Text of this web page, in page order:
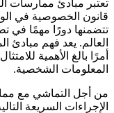
تعتبر مبادئ ممارسات
قانون الخصوصية في
تتضمنها دورًا مهمًا في
العالم. يعد فهم مبادئ
أمرًا بالغ الأهمية
المعلومات الشخصية.
من أجل التماشي مع
الإجراءات السريعة